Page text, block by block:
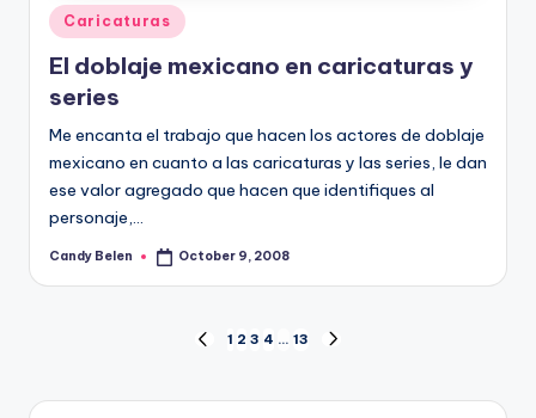
Posted
in
Caricaturas
El doblaje mexicano en caricaturas y
series
Me encanta el trabajo que hacen los actores de doblaje
mexicano en cuanto a las caricaturas y las series, le dan
ese valor agregado que hacen que identifiques al
personaje,…
Posted
Candy Belen October 9, 2008
pagination
PREVIOUS
1 2 3 4 … 13